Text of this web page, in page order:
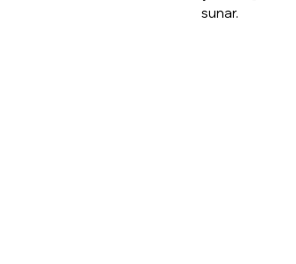
sunar.